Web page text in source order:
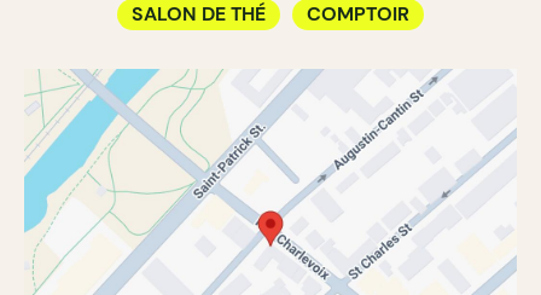
SALON DE THÉ COMPTOIR